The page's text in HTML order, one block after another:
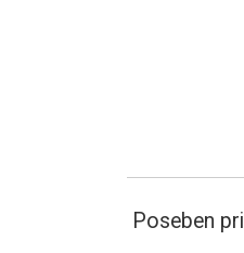
Poseben